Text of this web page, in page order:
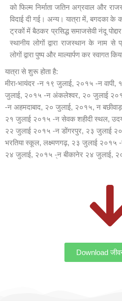
को फिल्म निर्माता जतिन अग्रवाल और
विदाई दी गई। अन्य। यात्रा में, बगदका
ट्रकों में बैठकर प्रसिद्ध समाजसेवी नंदू
स्थानीय लोगों द्वारा राजस्थान के नाम से
लोगों द्वारा पुष्प और माल्यार्पण कर स्वागत
यात्रा से शुरू होता है:
मीरा-भायंदर -न १९ जुलाई, २०१५ -न
जुलाई, २०१५ -न अंकलेश्वर, २० जुलाई
-न अहमदाबाद, २० जुलाई, २०१५, न
२१ जुलाई २०१५ -न सेवक शहीदी स्थल,
२२ जुलाई २०१५ -न डोंगरपुर, २३ जुलाई
भरतिया स्कूल, लक्ष्मणगढ़, २३ जुलाई २०१५ -
२४ जुलाई, २०१५ -्न बीकानेर २४ जुलाई,
Download